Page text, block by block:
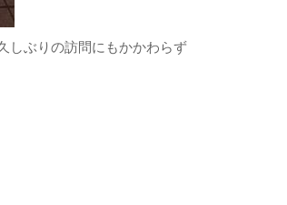
しぶりの訪問にもかかわらず